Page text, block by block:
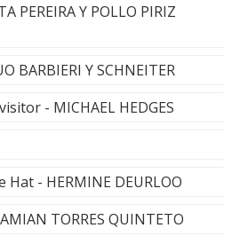
PEREIRA Y POLLO PIRIZ
BARBIERI Y SCHNEITER
- MICHAEL HEDGES
- HERMINE DEURLOO
TORRES QUINTETO